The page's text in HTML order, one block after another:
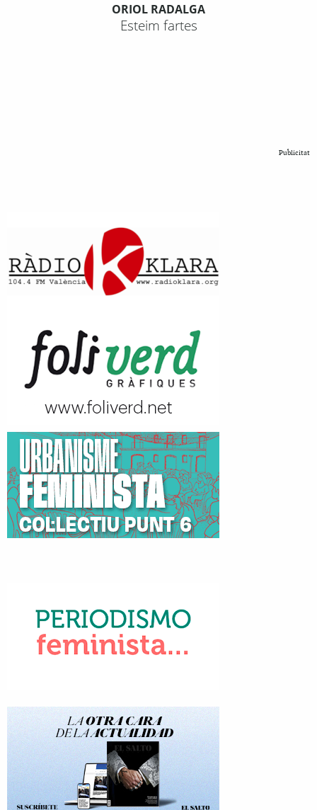
ORIOL RADALGA
Esteim fartes
Publicitat